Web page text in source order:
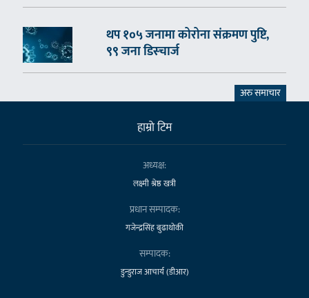
थप १०५ जनामा कोरोना संक्रमण पुष्टि,
९९ जना डिस्चार्ज
अरु समाचार
हाम्राे टिम
अध्यक्ष:
लक्ष्मी श्रेष्ठ खत्री
प्रधान सम्पादक:
गजेन्द्रसिंह बुढाथोकी
सम्पादक:
डुन्डुराज आचार्य (डीआर)